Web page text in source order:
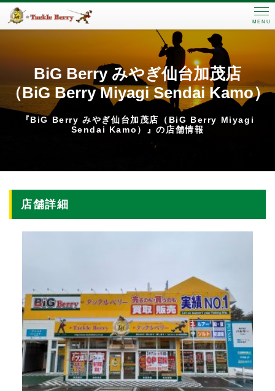
MENU
BiG Berry みやぎ仙台加茂店
（BiG Berry Miyagi Sendai Kamo）
『BiG Berry みやぎ仙台加茂店（BiG Berry Miyagi
Sendai Kamo）』の店舗情報
店舗詳細